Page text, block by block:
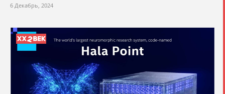
6 Декабрь, 2024